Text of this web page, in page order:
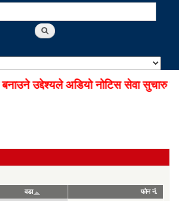
उद्देश्यले अडियो नोटिस सेवा सुचारु
वडा फोन नं.